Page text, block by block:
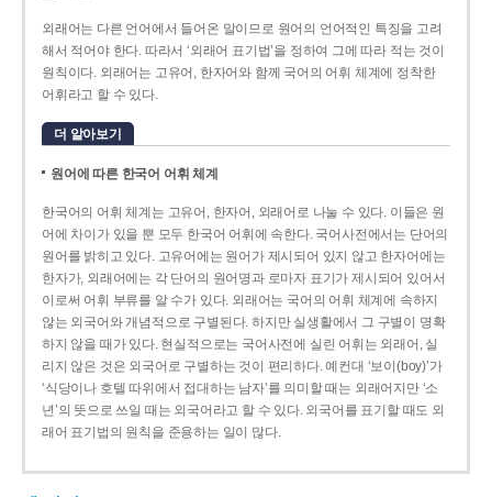
외래어는 다른 언어에서 들어온 말이므로 원어의 언어적인 특징을 고려
해서 적어야 한다. 따라서 ‘외래어 표기법’을 정하여 그에 따라 적는 것이
원칙이다. 외래어는 고유어, 한자어와 함께 국어의 어휘 체계에 정착한
어휘라고 할 수 있다.
더 알아보기
원어에 따른 한국어 어휘 체계
한국어의 어휘 체계는 고유어, 한자어, 외래어로 나눌 수 있다. 이들은 원
어에 차이가 있을 뿐 모두 한국어 어휘에 속한다. 국어사전에서는 단어의
원어를 밝히고 있다. 고유어에는 원어가 제시되어 있지 않고 한자어에는
한자가, 외래어에는 각 단어의 원어명과 로마자 표기가 제시되어 있어서
이로써 어휘 부류를 알 수가 있다. 외래어는 국어의 어휘 체계에 속하지
않는 외국어와 개념적으로 구별된다. 하지만 실생활에서 그 구별이 명확
하지 않을 때가 있다. 현실적으로는 국어사전에 실린 어휘는 외래어, 실
리지 않은 것은 외국어로 구별하는 것이 편리하다. 예컨대 ‘보이(boy)’가
‘식당이나 호텔 따위에서 접대하는 남자’를 의미할 때는 외래어지만 ‘소
년’의 뜻으로 쓰일 때는 외국어라고 할 수 있다. 외국어를 표기할 때도 외
래어 표기법의 원칙을 준용하는 일이 많다.